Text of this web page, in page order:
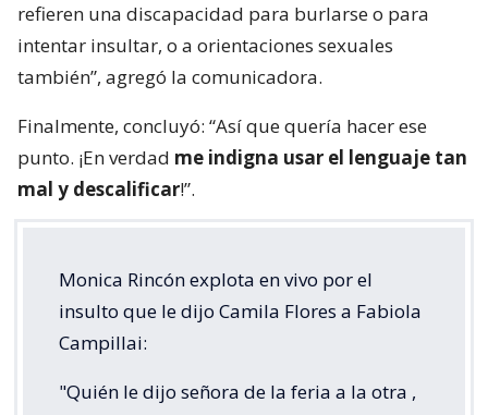
refieren una discapacidad para burlarse o para
intentar insultar, o a orientaciones sexuales
también”, agregó la comunicadora.
Finalmente, concluyó: “Así que quería hacer ese
punto. ¡En verdad me indigna usar el lenguaje tan
mal y descalificar!”.
Monica Rincón explota en vivo por el
insulto que le dijo Camila Flores a Fabiola
Campillai:
"Quién le dijo señora de la feria a la otra ,